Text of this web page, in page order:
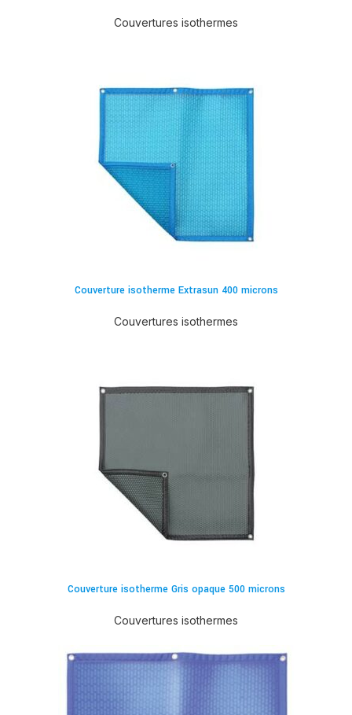
Couvertures isothermes
Couverture isotherme Extrasun 400 microns
Couvertures isothermes
Couverture isotherme Gris opaque 500 microns
Couvertures isothermes